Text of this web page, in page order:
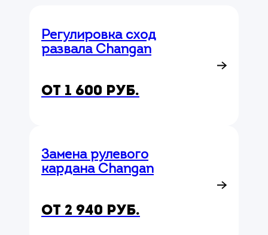
Регулировка сход
развала Changan
от 1 600 руб.
Замена рулевого
кардана Changan
от 2 940 руб.